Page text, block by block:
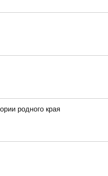
родного края